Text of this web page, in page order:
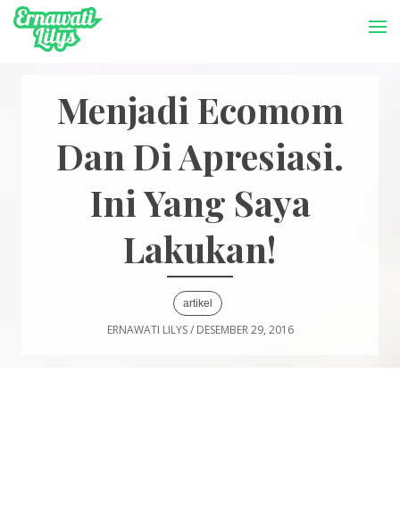
-->
Menjadi Ecomom
Dan Di Apresiasi.
Ini Yang Saya
Lakukan!
artikel
ERNAWATI LILYS/ DESEMBER 29, 2016